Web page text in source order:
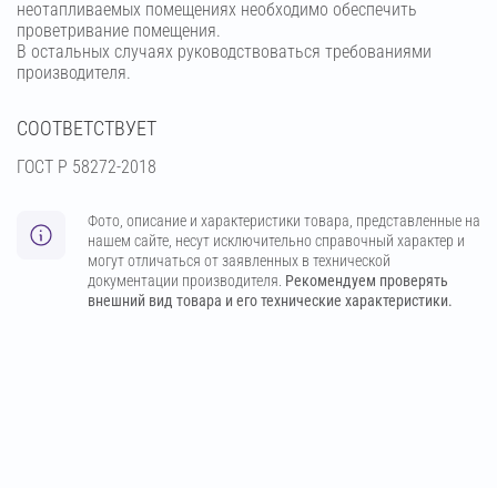
неотапливаемых помещениях необходимо обеспечить
проветривание помещения.
В остальных случаях руководствоваться требованиями
производителя.
СООТВЕТСТВУЕТ
ГОСТ Р 58272-2018
Фото, описание и характеристики товара, представленные на
нашем сайте, несут исключительно справочный характер и
могут отличаться от заявленных в технической
документации производителя. Рекомендуем проверять
внешний вид товара и его технические характеристики.